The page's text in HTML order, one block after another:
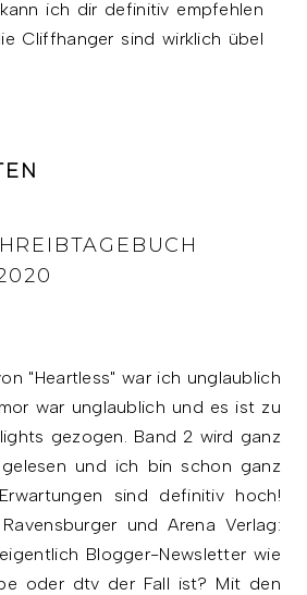
ich dir definitiv empfehlen
Cliffhanger sind wirklich übel
"Heartless" war ich unglaublich
war unglaublich und es ist zu
gezogen. Band 2 wird ganz
und ich bin schon ganz
sind definitiv hoch!
und Arena Verlag:
Blogger-Newsletter wie
oder dtv der Fall ist? Mit den